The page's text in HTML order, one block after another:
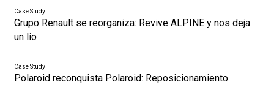
Case Study
Grupo Renault se reorganiza: Revive ALPINE y nos deja
un lío
Case Study
Polaroid reconquista Polaroid: Reposicionamiento